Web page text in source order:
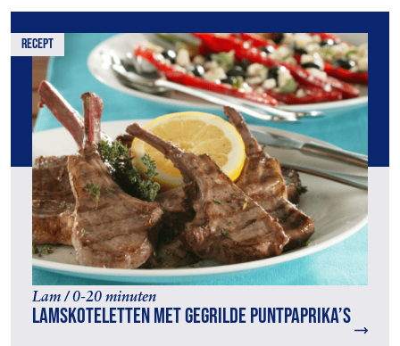
recept
Lam / 0-20 minuten
Lamskoteletten met gegrilde puntpaprika’s